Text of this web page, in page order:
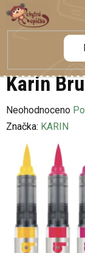
Přejít
na
obsah
Karin
Průměrné
hodnocení
produktu
0,0
hvězdiček.
Neohodnoceno
Značka: KARIN